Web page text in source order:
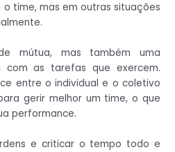
time, mas em outras situações
mútua, mas também uma
as tarefas que exercem.
entre o individual e o coletivo
gerir melhor um time, o que
performance.
e criticar o tempo todo e